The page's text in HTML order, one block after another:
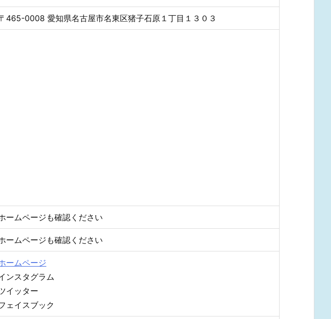
465-0008 愛知県名古屋市名東区猪子石原１丁目１３０３
ームページも確認ください
ームページも確認ください
ームページ
ンスタグラム
イッター
ェイスブック